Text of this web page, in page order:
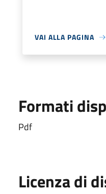
VAI ALLA PAGINA
Formati
Pdf
Licenza di